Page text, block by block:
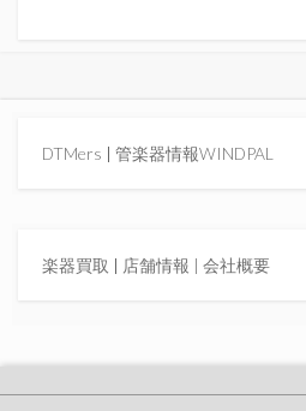
DTMers | 管楽器情報WINDPAL
楽器買取 | 店舗情報 | 会社概要